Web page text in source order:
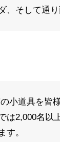
そして通り
小道具を皆
は2,000名以
す。